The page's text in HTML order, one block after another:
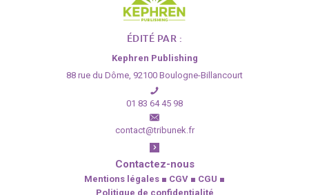
pour pouvoir accéder à l'article dans son intégralité
S'inscrire› Se connecter
ÉDITÉ PAR :
Kephren Publishing
88 rue du Dôme, 92100 Boulogne-Billancourt
01 83 64 45 98
contact@tribunek.fr
Contactez-nous
Mentions légales ■ CGV ■ CGU ■
Politique de confidentialité